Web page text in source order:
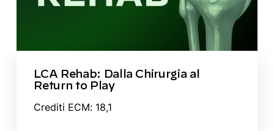
LCA Rehab: Dalla Chirurgia al
Return to Play
Crediti ECM: 18,1